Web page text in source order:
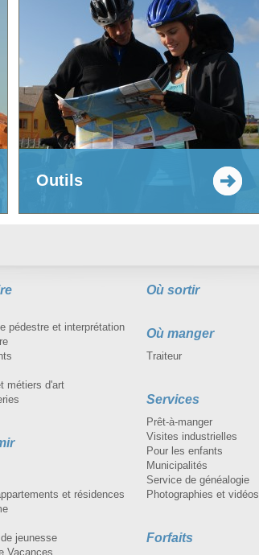
Outils
pédestre et interprétation
métiers d'art
et résidences
jeunesse
Vacances
Où sortir
Où manger
Traiteur
Services
Prêt-à-manger
Visites industrielles
Pour les enfants
Municipalités
Service de généalogie
Photographies et vidéos
Forfaits